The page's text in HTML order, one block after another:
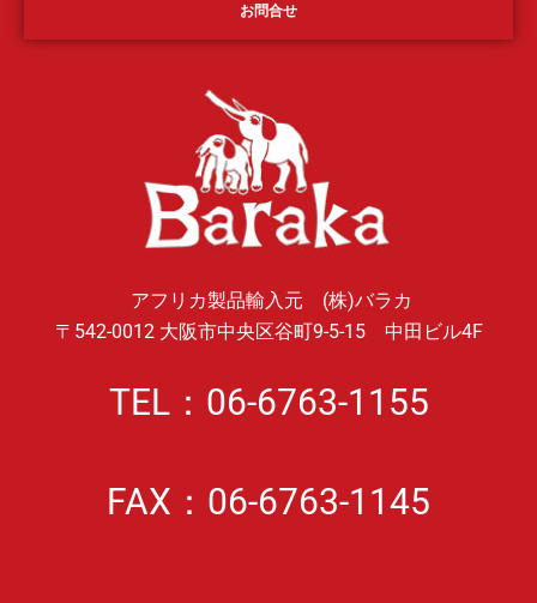
お問合せ
アフリカ製品輸入元 (株)バラカ
〒542-0012 大阪市中央区谷町9-5-15 中田ビル4F
TEL：06-6763-1155
FAX：06-6763-1145